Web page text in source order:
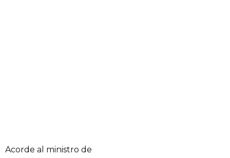
Acorde al ministro de